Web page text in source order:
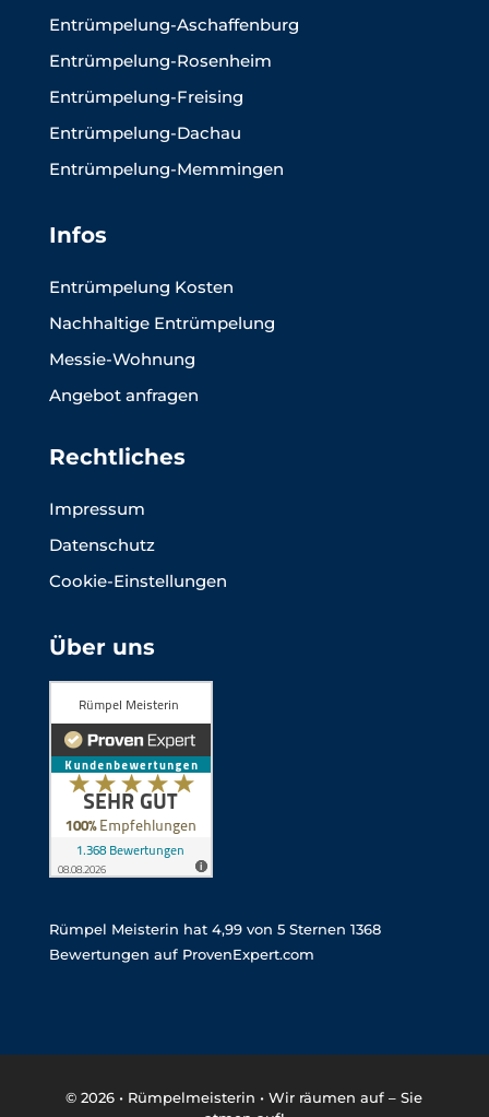
Entrümpelung-Aschaffenburg
Entrümpelung-Rosenheim
Entrümpelung-Freising
Entrümpelung-Dachau
Entrümpelung-Memmingen
Infos
Entrümpelung Kosten
Nachhaltige Entrümpelung
Messie-Wohnung
Angebot anfragen
Rechtliches
Impressum
Datenschutz
Cookie-Einstellungen
Über uns
Rümpel Meisterin hat 4,99von 5Sternen 1368
Bewertungen auf ProvenExpert.com
© 2026 • Rümpelmeisterin • Wir räumen auf – Sie